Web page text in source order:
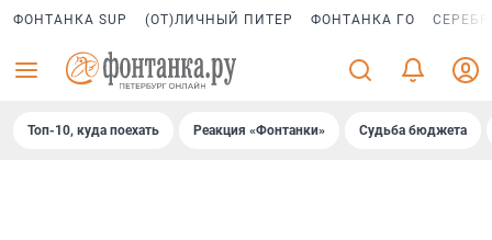
ФОНТАНКА SUP (ОТ)ЛИЧНЫЙ ПИТЕР ФОНТАНКА ГО
Топ-10, куда поехать Реакция «Фонтанки» Судьба бюджета